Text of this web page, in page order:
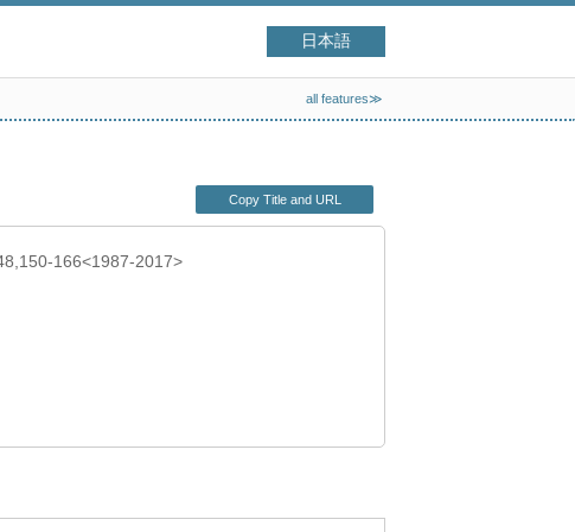
日本語
all features≫
Copy Title and URL
166<1987-2017>